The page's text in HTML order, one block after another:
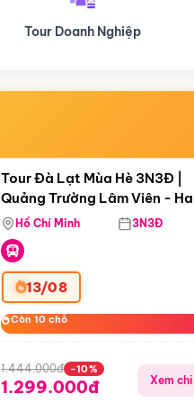
Du lịch Hành Hương
Còn05 ngày 19:13:44
Tour Đà Lạt Mùa Hè 3N3Đ |
Quảng Trường Lâm Viên -
Hill - Puppy Farm
Hồ Chí Minh 3N3Đ
13/08
Còn 10 chỗ
Còn 10 chỗ
1.444.000đ -10%
1.299.000đ Xem